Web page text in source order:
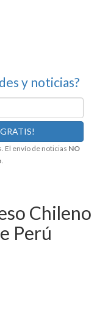
y noticias?
El envío de noticias NO
Chileno
Perú